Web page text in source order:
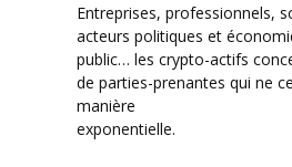
Entreprises, professionnels,
acteurs politiques et
public… les crypto-actifs
de parties-prenantes qui ne
manière
exponentielle.